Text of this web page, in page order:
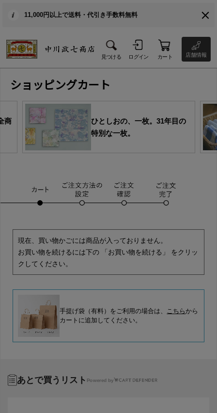
11,000円以上で送料・代引き手数料無料
見つける ログイン カート 店舗情報
ショッピングカート
商
ひとしおの、一枚。31年目の
特別な一枚。
現在、買い物かごには商品が入っておりません。
お買い物を続けるには下の 「お買い物を続ける」 をクリッ
クしてください。
手提げ袋（有料）をご利用の場合は、 こちらから
カートに追加してください。
あとで買うリスト Powered by